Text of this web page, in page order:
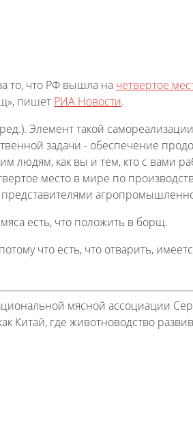
то, что РФ вышла на четвертое
пишет РИА Новости.
Элемент такой
задачи - обеспечение
людям, как вы и тем, кто с вами
место в мире по
есть, что положить в борщ.
что есть, что отварить,
мясной ассоциации
Китай, где животноводство